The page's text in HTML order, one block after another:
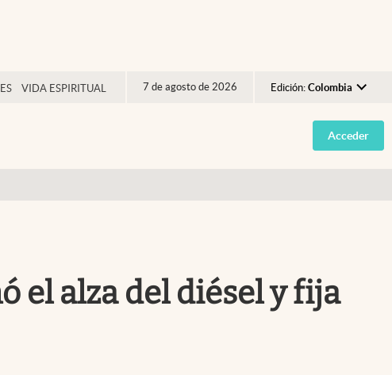
VIDA ESPIRITUAL 7 de agosto de 2026 Edición: Colombia
Argentina
España
Acceder
el alza del diésel y fija